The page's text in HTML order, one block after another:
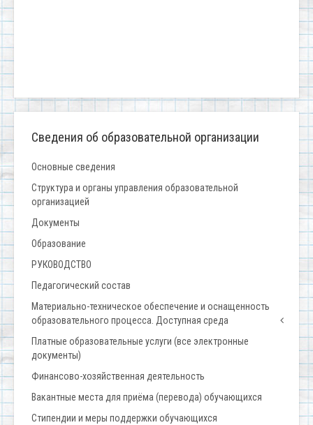
Сведения об образовательной организации
Основные сведения
Структура и органы управления образовательной
организацией
Документы
Образование
РУКОВОДСТВО
Педагогический состав
Материально-техническое обеспечение и оснащенность
образовательного процесса. Доступная среда
Платные образовательные услуги (все электронные
документы)
Финансово-хозяйственная деятельность
Вакантные места для приёма (перевода) обучающихся
Стипендии и меры поддержки обучающихся